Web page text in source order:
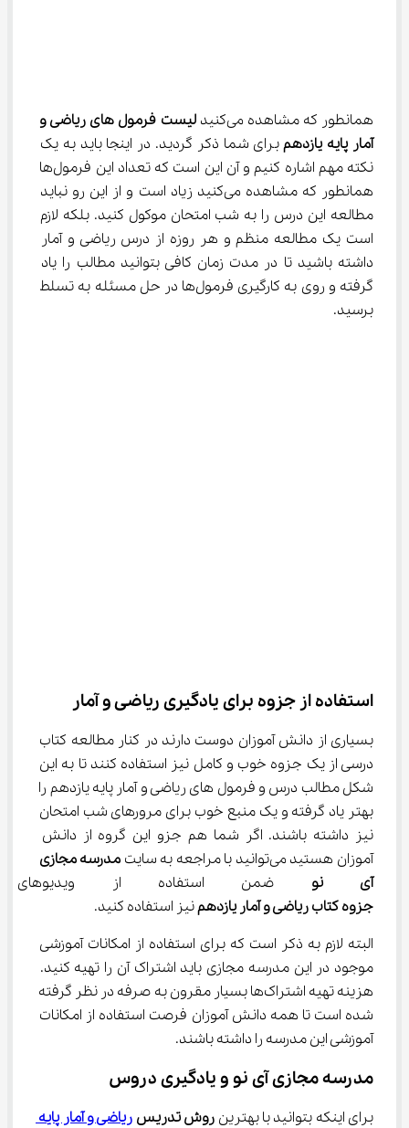
همانطور که مشاهده می‌کنید لیست فرمول های ریاضی و
آمار پایه یازدهم برای شما ذکر گردید. در اینجا باید به یک
نکته مهم اشاره کنیم و آن این است که تعداد این فرمول‌ها
همانطور که مشاهده می‌کنید زیاد است و از این رو نباید
مطالعه این درس را به شب امتحان موکول کنید. بلکه لازم
است یک مطالعه منظم و هر روزه از درس ریاضی و آمار
داشته باشید تا در مدت زمان کافی بتوانید مطالب را یاد
گرفته و روی به کارگیری فرمول‌ها در حل مسئله به تسلط
برسید.
استفاده از جزوه برای یادگیری ریاضی و آمار
بسیاری از دانش آموزان دوست دارند در کنار مطالعه کتاب
درسی از یک جزوه خوب و کامل نیز استفاده کنند تا به این
شکل مطالب درس و فرمول های ریاضی و آمار پایه یازدهم را
بهتر یاد گرفته و یک منبع خوب برای مرورهای شب امتحان
نیز داشته باشند. اگر شما هم جزو این گروه از دانش
آموزان هستید می‌توانید با مراجعه به سایت
مدرسه مجازی
آی نو ضمن استفاده از
جزوه کتاب ریاضی و آمار یازدهم نیز استفاده کنید.
البته لازم به ذکر است که برای استفاده از امکانات آموزشی
موجود در این مدرسه مجازی باید اشتراک آن را تهیه کنید.
هزینه تهیه اشتراک‌ها بسیار مقرون به صرفه در نظر گرفته
شده است تا همه دانش آموزان فرصت استفاده از امکانات
آموزشی این مدرسه را داشته باشند.
مدرسه مجازی آی نو و یادگیری دروس
برای اینکه بتوانید با بهترین روش تدریس ریاضی و آمار پایه